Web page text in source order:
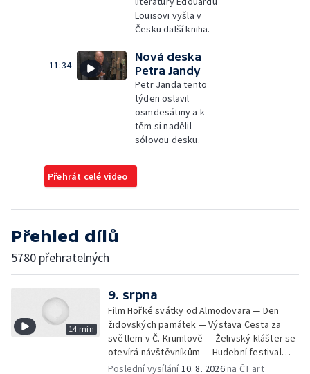
Louisovi vyšla v
Česku další kniha.
11:34
Nová deska
Petra Jandy
Petr Janda tento
týden oslavil
osmdesátiny a k
těm si nadělil
sólovou desku.
Přehrát celé video
Přehled dílů
5780 přehratelných
14 min
9. srpna
Film Hořké svátky od Almodovara — Den
židovských památek — Výstava Cesta za
světlem v Č. Krumlově — Želivský klášter se
otevírá návštěvníkům — Hudební festival
Vyrij u Kyjeva — Fat Dog na Pop Messe
Poslední vysílání10. 8. 2026na ČT art